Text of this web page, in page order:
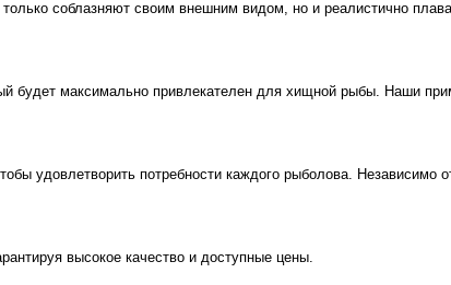
соблазняют своим внешним видом, но и реалистично
максимально привлекателен для хищной рыбы. Наши
удовлетворить потребности каждого рыболова. Независимо
высокое качество и доступные цены.